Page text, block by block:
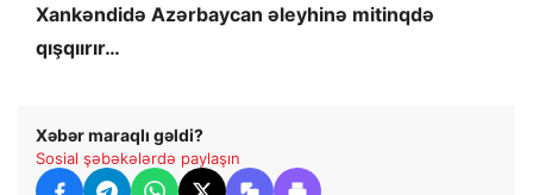
Xankəndidə Azərbaycan əleyhinə mitinqdə
qışqıırır…
Xəbər maraqlı gəldi?
Sosial şəbəkələrdə paylaşın